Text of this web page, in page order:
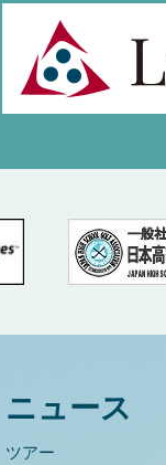
ニュース
ツアー